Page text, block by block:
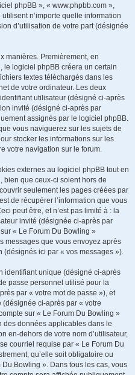
phpBB », « www.phpbb.com »,
n’importe quelle information
d’utilisation de votre part (désignée
manières. Premièrement, en
le logiciel phpBB créera un certain
textes téléchargés dans les
de votre ordinateur. Les deux
utilisateur (désigné ci-après
invité (désigné ci-après par
assignés par le logiciel phpBB.
vous naviguerez sur les sujets de
stocker les informations sur les
votre navigation sur le forum.
externes au logiciel phpBB tout en
bien que ceux-ci soient hors de
seulement les pages créées par
de récupérer l’information que vous
peut être, et n’est pas limité à : la
invité (désignée ci-après par
« Le Forum Du Bowling »
messages que vous envoyez après
(désignés ici par « vos messages »).
identifiant unique (désigné ci-après
passe personnel utilisé pour la
par « votre mot de passe »), et
ci-après par « votre
sur « Le Forum Du Bowling »
des données applicables dans le
en-dehors de votre nom d’utilisateur,
courriel requise par « Le Forum Du
qu’elle soit obligatoire ou
Bowling ». Dans tous les cas, vous